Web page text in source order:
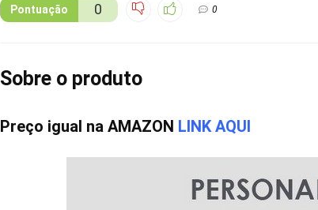
Pontuação 0 0
Sobre o produto
Preço igual na AMAZON LINK AQUI